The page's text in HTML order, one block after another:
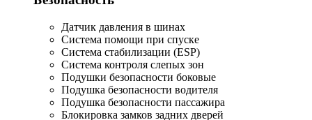
Датчик давления в шинах
Система помощи при спуске
Система стабилизации (ESP)
Система контроля слепых зон
Подушки безопасности боковые
Подушка безопасности водителя
Подушка безопасности пассажира
Блокировка замков задних дверей